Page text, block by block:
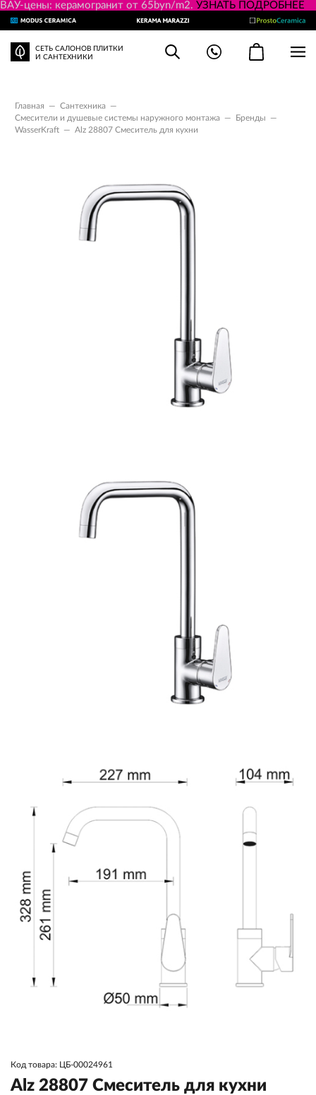
ВАУ-цены: керамогранит от 65byn/m2. УЗНАТЬ ПОДРОБНЕЕ
СЕТЬ САЛОНОВ ПЛИТКИ
И САНТЕХНИКИ
Главная — Сантехника
—
Смесители и душевые системы наружного монтажа
— Бренды
—
WasserKraft — Alz 28807 Смеситель для кухни
Код товара: ЦБ-00024961
Alz 28807 Смеситель для кухни